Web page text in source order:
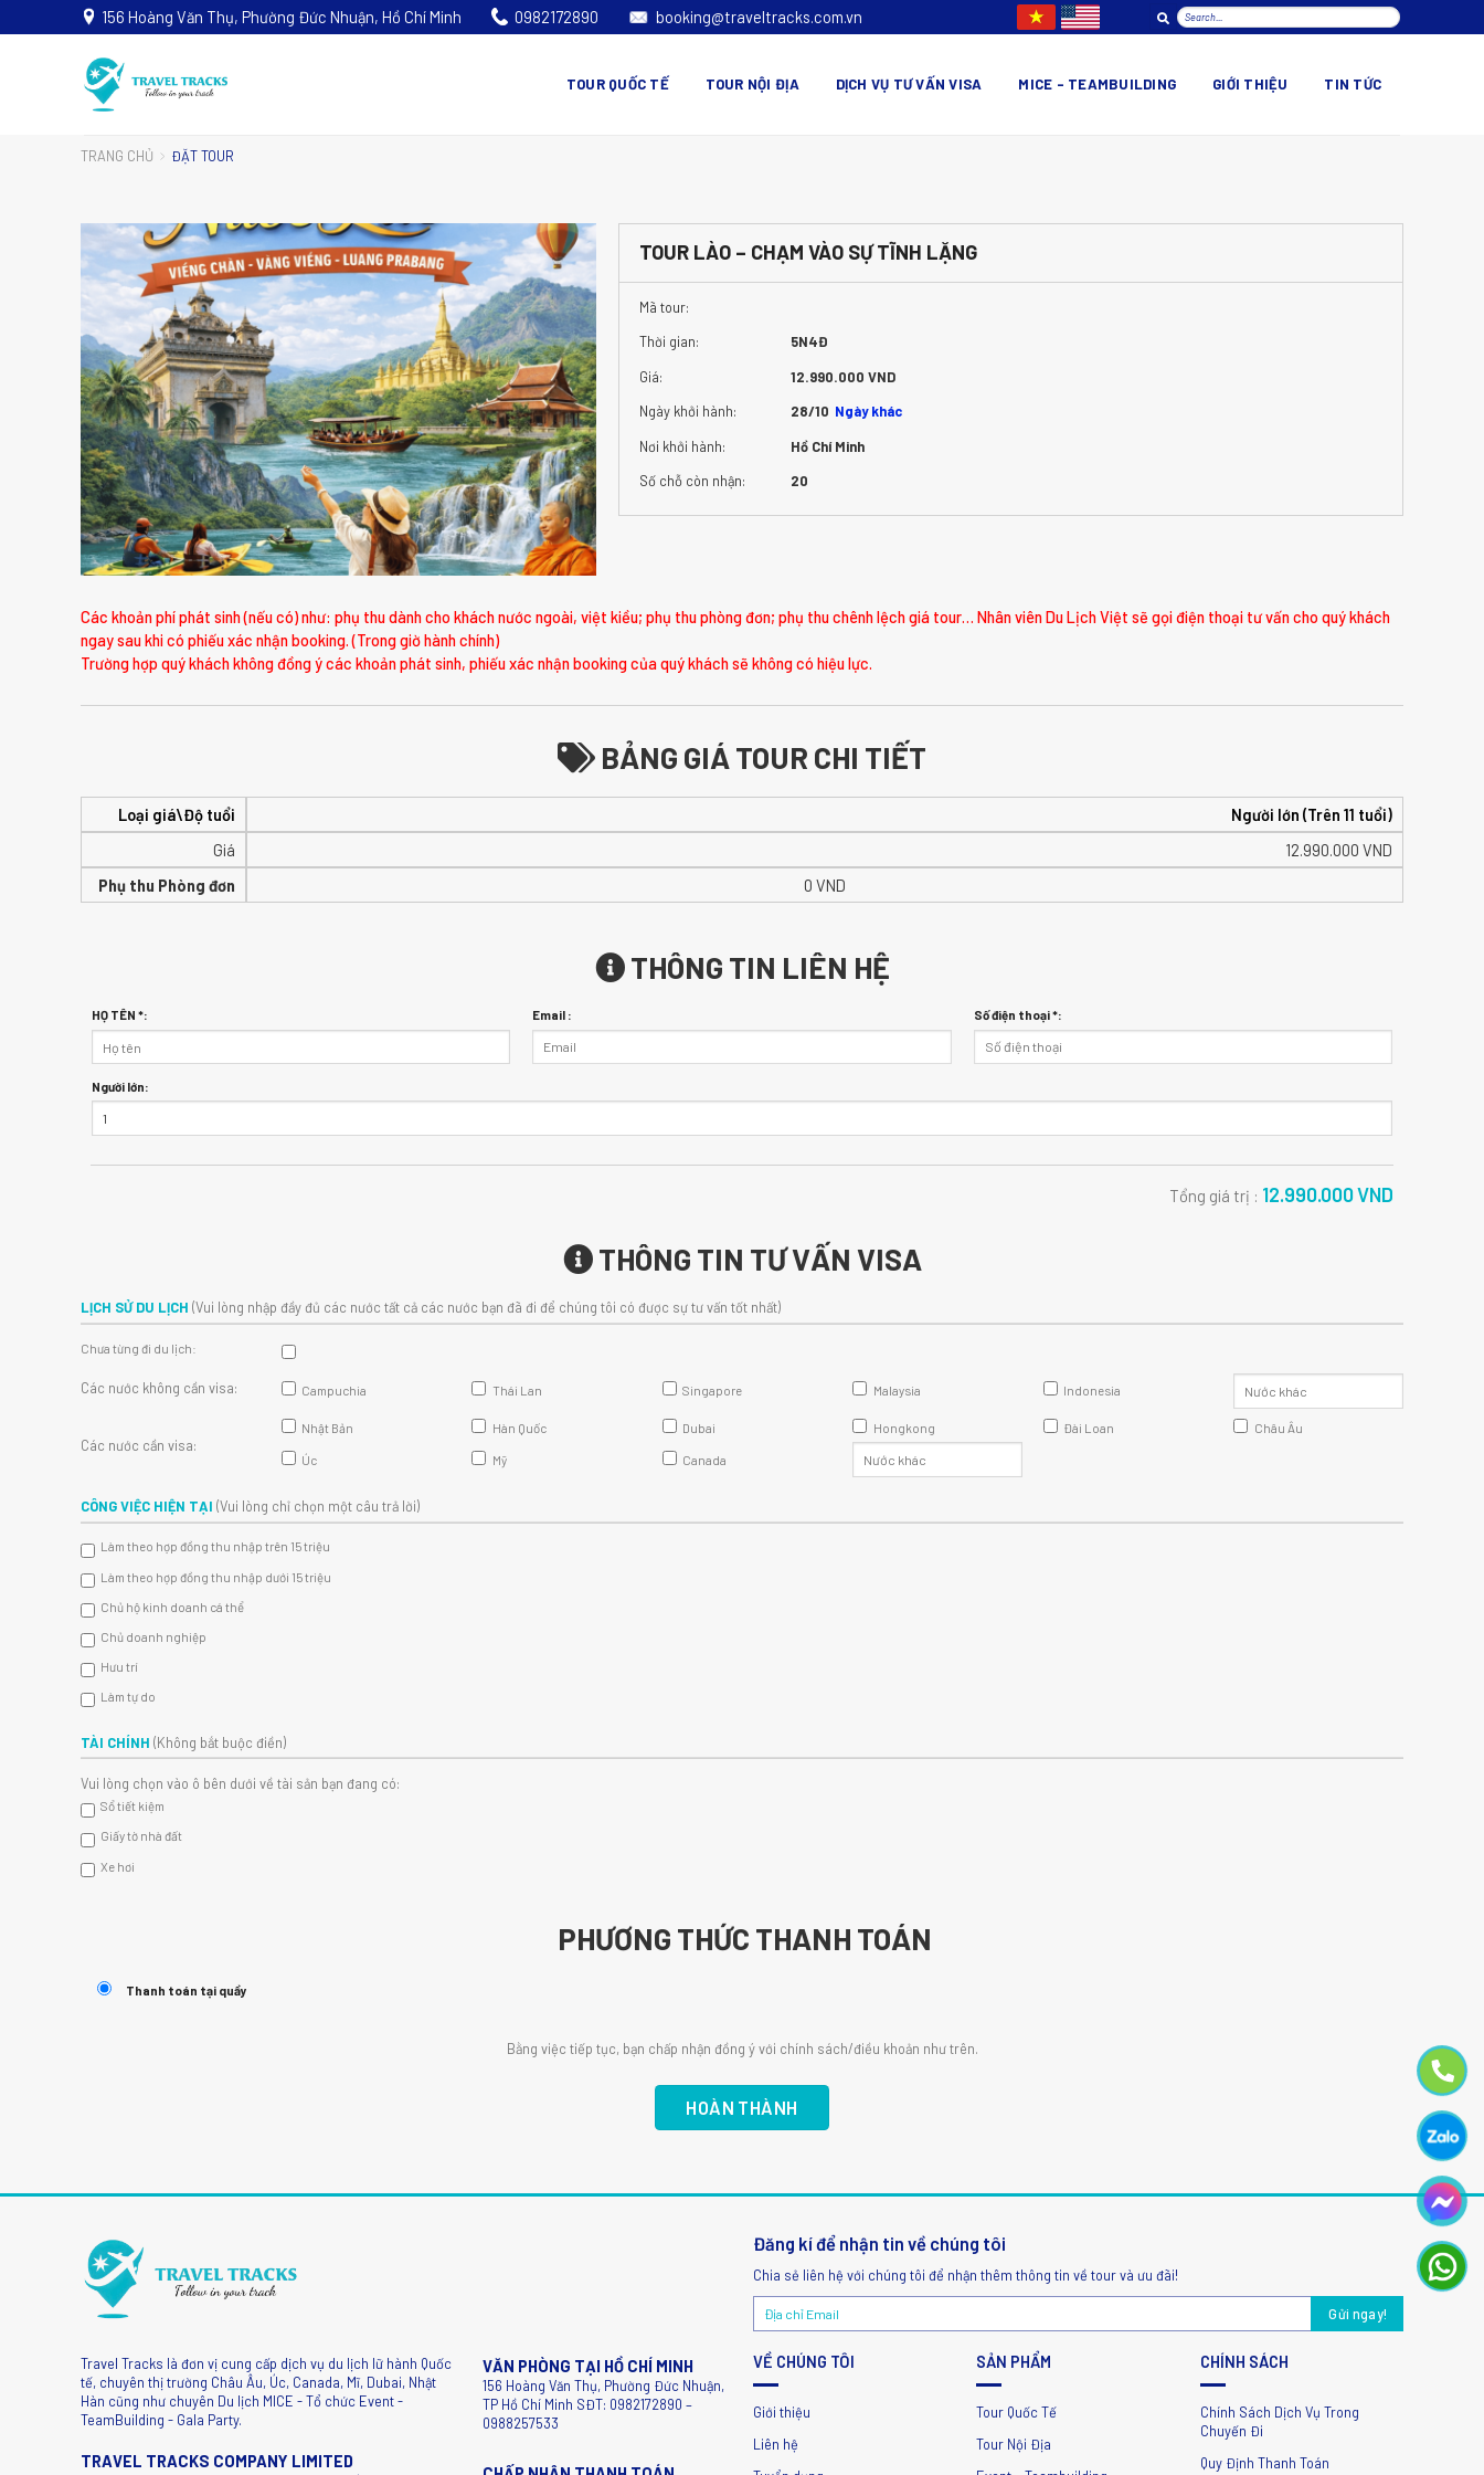
156 Hoàng Văn Thụ, Phường Đức Nhuận, Hồ Chí Minh 0982172890 booking@traveltracks.com.vn
TOUR QUỐC TẾ TOUR NỘI ĐỊA DỊCH VỤ TƯ VẤN VISA MICE – TEAMBUILDING GIỚI THIỆU TIN TỨC
TRANG CHỦ ĐẶT TOUR
TOUR LÀO – CHẠM VÀO SỰ TĨNH LẶNG
Mã tour:
Thời gian:
5N4Đ
Giá:
12.990.000 VND
Ngày khởi hành:
28/10 Ngày khác
Nơi khởi hành:
Hồ Chí Minh
Số chỗ còn nhận:
20
Các khoản phí phát sinh (nếu có) như: phụ thu dành cho khách nước ngoài, việt kiều; phụ thu phòng đơn; phụ thu chênh lệch giá tour… Nhân viên Du Lịch Việt sẽ gọi điện thoại tư vấn cho quý khách
ngay sau khi có phiếu xác nhận booking. (Trong giờ hành chính)
Trường hợp quý khách không đồng ý các khoản phát sinh, phiếu xác nhận booking của quý khách sẽ không có hiệu lực.
BẢNG GIÁ TOUR CHI TIẾT
Loại giá\Độ tuổi
Người lớn (Trên 11 tuổi)
Giá
12.990.000 VND
Phụ thu Phòng đơn
0 VND
THÔNG TIN LIÊN HỆ
HỌ TÊN *: Email : Số điện thoại *:
Người lớn:
Tổng giá trị : 12.990.000VND
THÔNG TIN TƯ VẤN VISA
LỊCH SỬ DU LỊCH (Vui lòng nhập đầy đủ các nước tất cả các nước bạn đã đi để chúng tôi có được sự tư vấn tốt nhất)
Chưa từng đi du lịch:
Các nước không cần visa: Campuchia Thái Lan Singapore Malaysia Indonesia
Các nước cần visa:
Nhật Bản Hàn Quốc Dubai Hongkong Đài Loan Châu Âu
Úc Mỹ Canada
CÔNG VIỆC HIỆN TẠI (Vui lòng chỉ chọn một câu trả lời)
Làm theo hợp đồng thu nhập trên 15 triệu
Làm theo hợp đồng thu nhập dưới 15 triệu
Chủ hộ kinh doanh cá thể
Chủ doanh nghiệp
Hưu trí
Làm tự do
TÀI CHÍNH (Không bắt buộc điền)
Vui lòng chọn vào ô bên dưới về tài sản bạn đang có:
Sổ tiết kiệm
Giấy tờ nhà đất
Xe hơi
PHƯƠNG THỨC THANH TOÁN
Thanh toán tại quầy
Bằng việc tiếp tục, bạn chấp nhận đồng ý với chính sách/điều khoản như trên.
Travel Tracks là đơn vị cung cấp dịch vụ du lịch lữ hành Quốc
tế, chuyên thị trường Châu Âu, Úc, Canada, Mĩ, Dubai, Nhật
Hàn cũng như chuyên Du lịch MICE - Tổ chức Event -
TeamBuilding - Gala Party.
TRAVEL TRACKS COMPANY LIMITED
VĂN PHÒNG TẠI HỒ CHÍ MINH
156 Hoàng Văn Thụ, Phường Đức Nhuận,
TP Hồ Chí Minh SĐT: 0982172890 –
0988257533
Đăng kí để nhận tin về chúng tôi
Chia sẻ liên hệ với chúng tôi để nhận thêm thông tin về tour và ưu đãi!
VỀ CHÚNG TÔI
Giới thiệu
Liên hệ
SẢN PHẨM
Tour Quốc Tế
Tour Nội Địa
CHÍNH SÁCH
Chính Sách Dịch Vụ Trong
Chuyến Đi
Quy Định Thanh Toán